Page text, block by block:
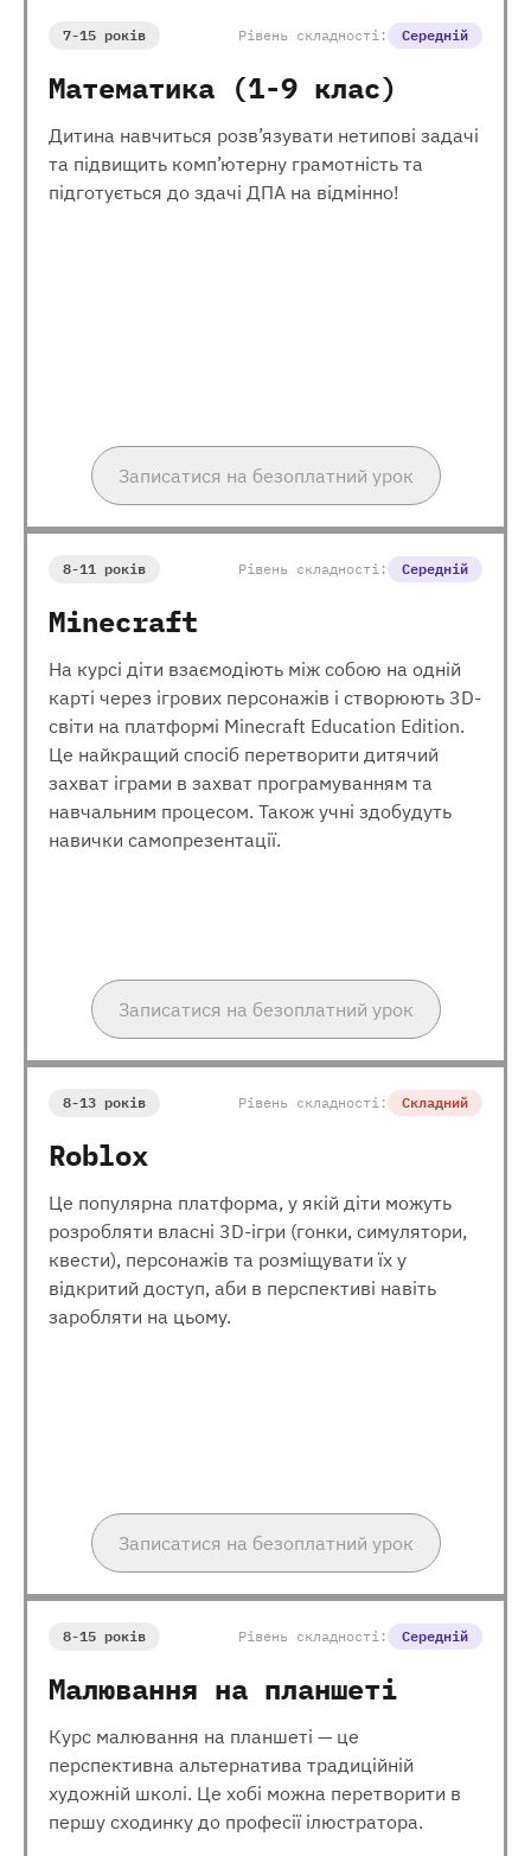
7-15 років Рівень складності: Середній
Математика (1-9 клас)
Дитина навчиться розв’язувати нетипові задачі
та підвищить комп’ютерну грамотність та
підготується до здачі ДПА на відмінно!
Записатися на безоплатний урок
8-11 років Рівень складності: Середній
Minecraft
На курсі діти взаємодіють між собою на одній
карті через ігрових персонажів і створюють 3D-
світи на платформі Minecraft Education Edition.
Це найкращий спосіб перетворити дитячий
захват іграми в захват програмуванням та
навчальним процесом. Також учні здобудуть
навички самопрезентації.
Записатися на безоплатний урок
8-13 років Рівень складності: Складний
Roblox
Це популярна платформа, у якій діти можуть
розробляти власні 3D-ігри (гонки, симулятори,
квести), персонажів та розміщувати їх у
відкритий доступ, аби в перспективі навіть
заробляти на цьому.
Записатися на безоплатний урок
8-15 років Рівень складності: Середній
Малювання на планшеті
Курс малювання на планшеті — це
перспективна альтернатива традиційній
художній школі. Це хобі можна перетворити в
першу сходинку до професії ілюстратора.